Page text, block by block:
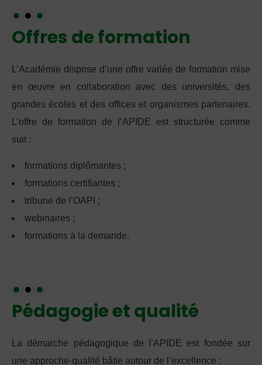
Offres de formation
L’Académie dispose d’une offre variée de formation mise
en œuvre en collaboration avec des universités, des
grandes écoles et des offices et organismes partenaires.
L’offre de formation de l’APIDE est structurée comme
suit :
formations diplômantes ;
formations certifiantes ;
tribune de l’OAPI ;
webinaires ;
formations à la demande.
Pédagogie et qualité
La démarche pédagogique de l’APIDE est fondée sur
une approche-qualité bâtie autour de l’excellence :